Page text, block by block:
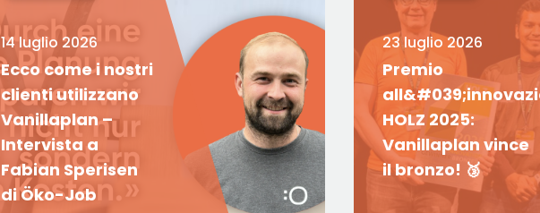
14 luglio 2026
Ecco come i nostri
clienti utilizzano
Vanillaplan –
Intervista a
Fabian Sperisen
di Öko-Job
23 luglio 2026
Premio
HOLZ 2025:
Vanillaplan vince
il bronzo! 🥉